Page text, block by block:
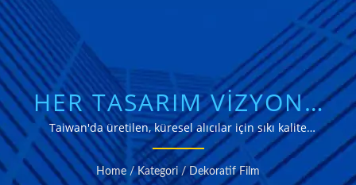
HER TASARIM VIZYONU
IÇIN DEKORATIF VE
OPAK FILMLER
Taiwan'da üretilen, küresel alıcılar için sıkı kalite
kontrolü ile yapılan buzlu, asitli ve özel dekoratif
pencere filmleri kapsamlı bir yelpazesi.
Home / Kategori / Dekoratif Film